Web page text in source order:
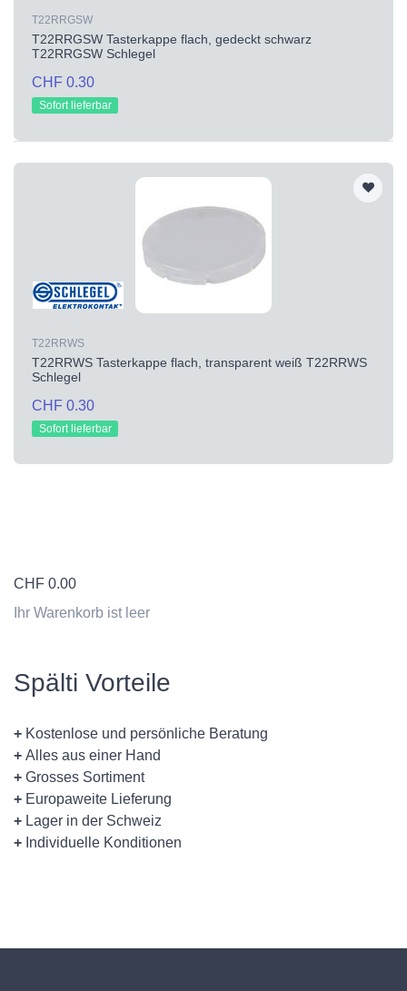
T22RRGSW
T22RRGSW Tasterkappe flach, gedeckt schwarz
T22RRGSW Schlegel
CHF 0.30
Sofort lieferbar
T22RRWS
T22RRWS Tasterkappe flach, transparent weiß T22RRWS
Schlegel
CHF 0.30
Sofort lieferbar
CHF 0.00
Ihr Warenkorb ist leer
Spälti Vorteile
+ Kostenlose und persönliche Beratung
+ Alles aus einer Hand
+ Grosses Sortiment
+ Europaweite Lieferung
+ Lager in der Schweiz
+ Individuelle Konditionen